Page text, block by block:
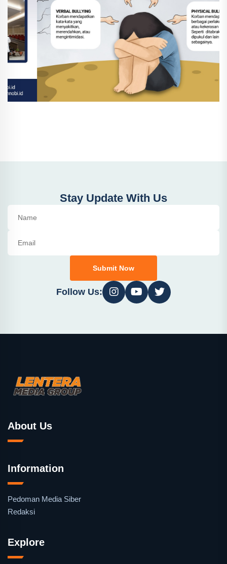
Stay Update With Us
Submit Now
Follow Us:
About Us
Information
Pedoman Media Siber
Redaksi
Explore